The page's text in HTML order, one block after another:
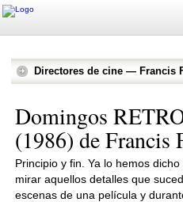
Directores de cine — Francis
Domingos
(1986) de Francis
Principio y fin. Ya lo hemos
mirar aquellos detalles que
escenas de una película y